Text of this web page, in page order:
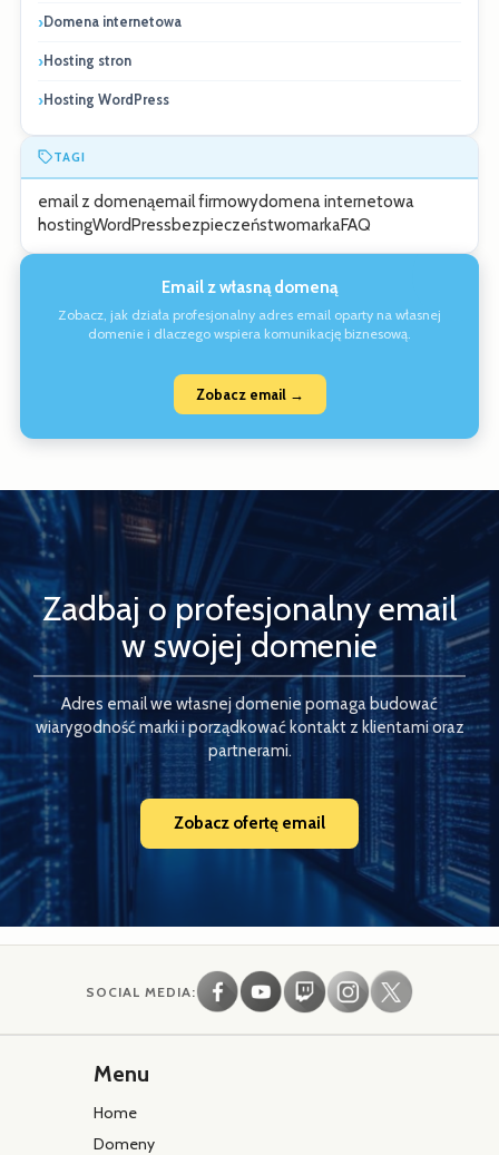
Domena internetowa
Hosting stron
Hosting WordPress
TAGI
email z domenąemail firmowydomena internetowa
hostingWordPressbezpieczeństwomarkaFAQ
Email z własną domeną
Zobacz, jak działa profesjonalny adres email oparty na własnej
domenie i dlaczego wspiera komunikację biznesową.
Zobacz email →
Zadbaj o profesjonalny email
w swojej domenie
Adres email we własnej domenie pomaga budować
wiarygodność marki i porządkować kontakt z klientami oraz
partnerami.
Zobacz ofertę email
SOCIAL MEDIA:
Menu
Home
Domeny